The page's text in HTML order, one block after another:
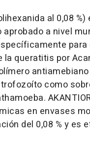
al 0,08
a nivel
para
la queratitis por
como
en envases
del 0,08 % y es